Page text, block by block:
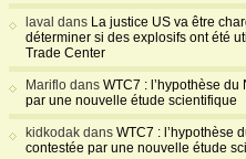
laval dans La justice US va être
déterminer si des explosifs ont été
Trade Center
Mariflo dans WTC7 : l’hypothèse du
par une nouvelle étude scientifique
kidkodak dans WTC7 : l’hypothèse
contestée par une nouvelle étude